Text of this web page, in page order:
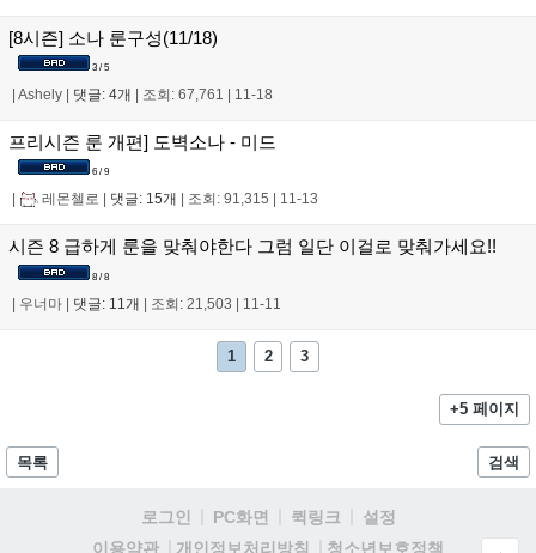
[8시즌] 소나 룬구성(11/18)
3 / 5
Ashely 댓글: 4개 조회: 67,761 11-18
프리시즌 룬 개편] 도벽소나 - 미드
6 / 9
레몬첼로 댓글: 15개 조회: 91,315 11-13
시즌 8 급하게 룬을 맞춰야한다 그럼 일단 이걸로 맞춰가세요!!
8 / 8
| 우너마 | 댓글: 11개 | 조회: 21,503 | 11-11
1 2 3
+5 페이지
목록 검색
로그인 PC화면 퀵링크
설정
이용약관
개인정보처리방침 청소년보호정책